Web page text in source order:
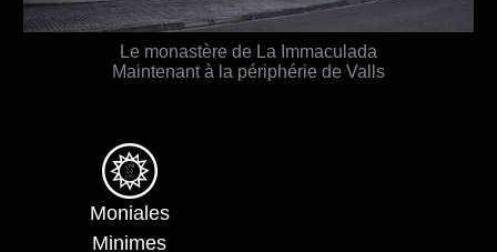
Le monastère de La Immaculada
Maintenant à la périphérie de Valls
Moniales
Minimes